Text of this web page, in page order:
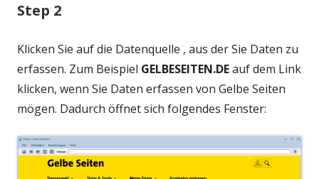
Step 2
Klicken Sie auf die Datenquelle , aus der Sie Daten zu
erfassen. Zum Beispiel GELBESEITEN.DEauf dem Link
klicken, wenn Sie Daten erfassen von Gelbe Seiten
mögen. Dadurch öffnet sich folgendes Fenster: